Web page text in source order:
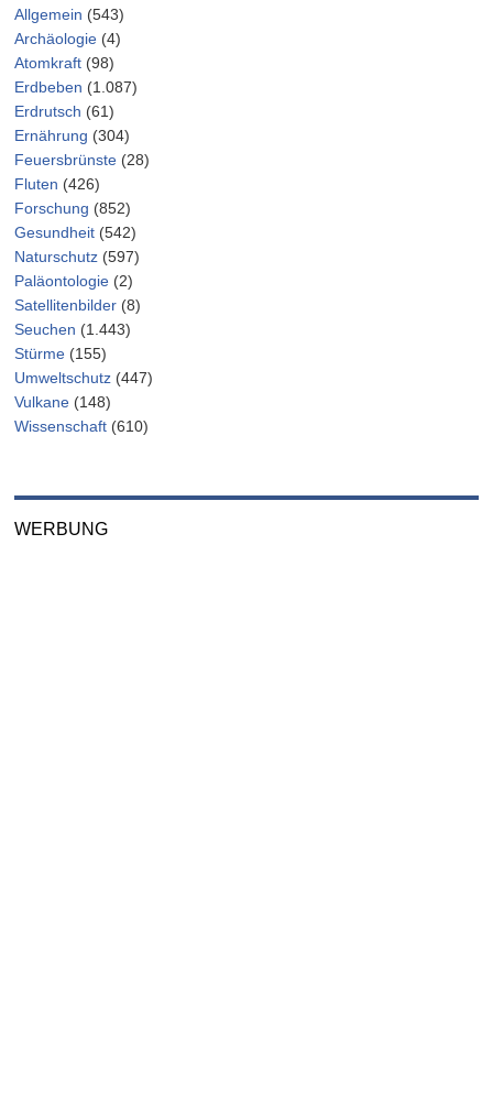
Allgemein (543)
Archäologie (4)
Atomkraft (98)
Erdbeben (1.087)
Erdrutsch (61)
Ernährung (304)
Feuersbrünste (28)
Fluten (426)
Forschung (852)
Gesundheit (542)
Naturschutz (597)
Paläontologie (2)
Satellitenbilder (8)
Seuchen (1.443)
Stürme (155)
Umweltschutz (447)
Vulkane (148)
Wissenschaft (610)
WERBUNG